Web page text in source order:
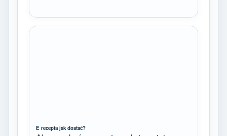
E recepta jak dostać?